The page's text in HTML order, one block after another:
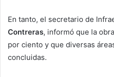
En tanto, el secretario de
Contreras, informó que la
por ciento y que diversas
concluidas.